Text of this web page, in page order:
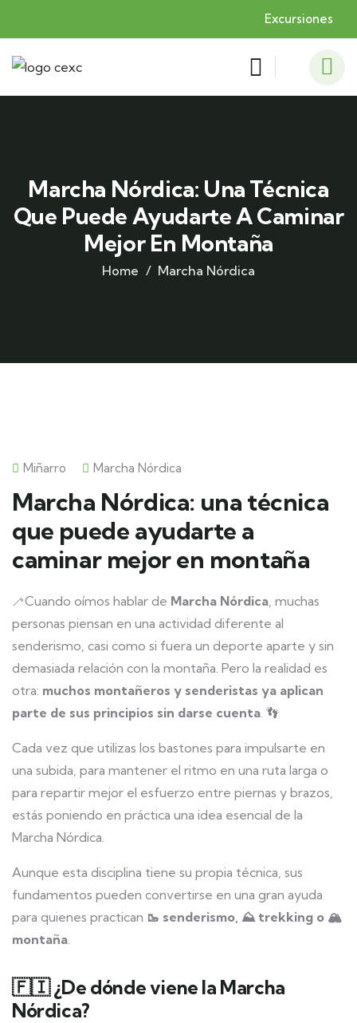
Excursiones
Marcha Nórdica: Una Técnica
Que Puede Ayudarte A Caminar
Mejor En Montaña
Home Marcha Nórdica
Miñarro Marcha Nórdica
Marcha Nórdica: una técnica
que puede ayudarte a
caminar mejor en montaña
🦯Cuando oímos hablar de Marcha Nórdica, muchas
personas piensan en una actividad diferente al
senderismo, casi como si fuera un deporte aparte y sin
demasiada relación con la montaña. Pero la realidad es
otra: muchos montañeros y senderistas ya aplican
parte de sus principios sin darse cuenta. 👣
Cada vez que utilizas los bastones para impulsarte en
una subida, para mantener el ritmo en una ruta larga o
para repartir mejor el esfuerzo entre piernas y brazos,
estás poniendo en práctica una idea esencial de la
Marcha Nórdica.
Aunque esta disciplina tiene su propia técnica, sus
fundamentos pueden convertirse en una gran ayuda
para quienes practican 🥾 senderismo, ⛰️ trekking o 🏔️
montaña.
🇫🇮 ¿De dónde viene la Marcha
Nórdica?